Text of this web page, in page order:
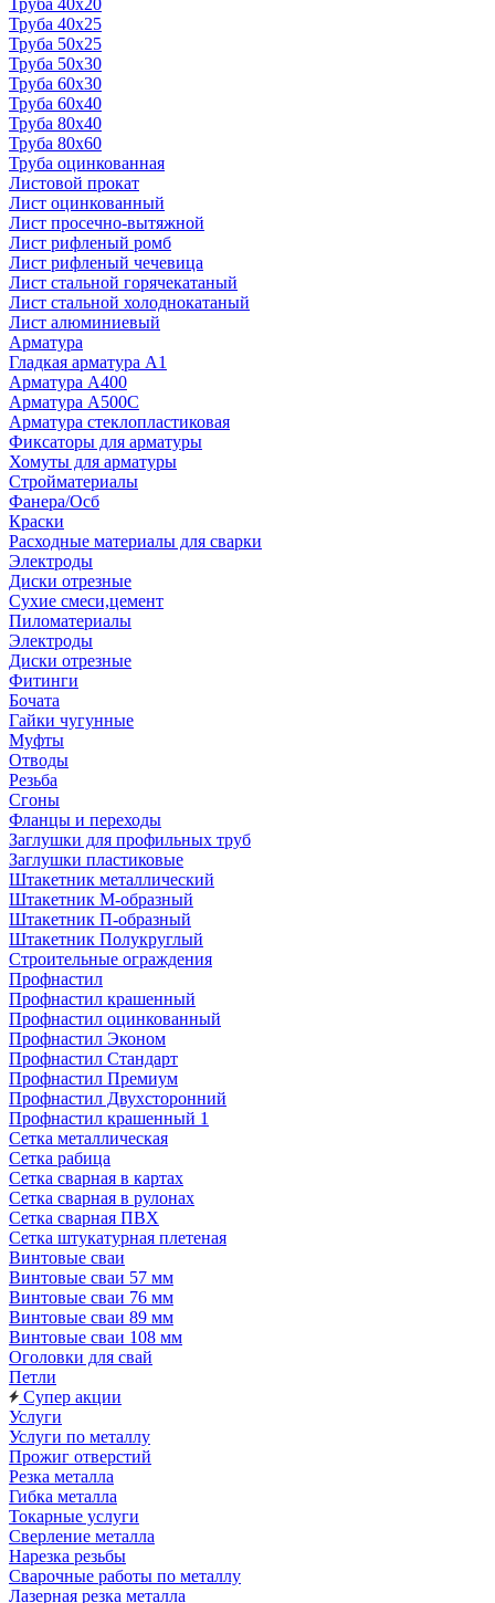
Труба 40x20
Труба 40x25
Труба 50x25
Труба 50x30
Труба 60x30
Труба 60x40
Труба 80x40
Труба 80x60
Труба оцинкованная
Листовой прокат
Лист оцинкованный
Лист просечно-вытяжной
Лист рифленый ромб
Лист рифленый чечевица
Лист стальной горячекатаный
Лист стальной холоднокатаный
Лист алюминиевый
Арматура
Гладкая арматура А1
Арматура А400
Арматура A500C
Арматура стеклопластиковая
Фиксаторы для арматуры
Хомуты для арматуры
Стройматериалы
Фанера/Осб
Краски
Расходные материалы для сварки
Электроды
Диски отрезные
Сухие смеси,цемент
Пиломатериалы
Электроды
Диски отрезные
Фитинги
Бочата
Гайки чугунные
Муфты
Отводы
Резьба
Сгоны
Фланцы и переходы
Заглушки для профильных труб
Заглушки пластиковые
Штакетник металлический
Штакетник М-образный
Штакетник П-образный
Штакетник Полукруглый
Строительные ограждения
Профнастил
Профнастил крашенный
Профнастил оцинкованный
Профнастил Эконом
Профнастил Стандарт
Профнастил Премиум
Профнастил Двухсторонний
Профнастил крашенный 1
Сетка металлическая
Сетка рабица
Сетка сварная в картах
Сетка сварная в рулонах
Сетка сварная ПВХ
Сетка штукатурная плетеная
Винтовые сваи
Винтовые сваи 57 мм
Винтовые сваи 76 мм
Винтовые сваи 89 мм
Винтовые сваи 108 мм
Оголовки для свай
Петли
Супер акции
Услуги
Услуги по металлу
Прожиг отверстий
Резка металла
Гибка металла
Токарные услуги
Сверление металла
Нарезка резьбы
Сварочные работы по металлу
Лазерная резка металла